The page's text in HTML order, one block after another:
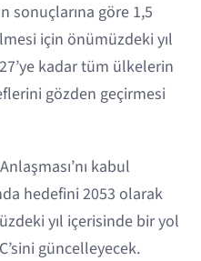
sonuçlarına göre 1,5
için önümüzdeki yıl
kadar tüm ülkelerin
gözden geçirmesi
kabul
hedefini 2053 olarak
yıl içerisinde bir yol
güncelleyecek.